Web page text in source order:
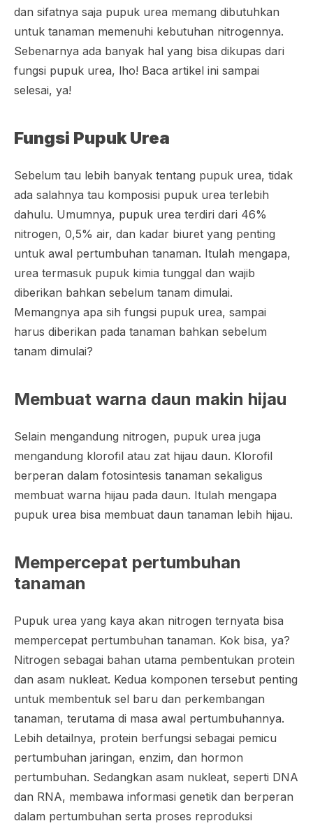
dan sifatnya saja pupuk urea memang dibutuhkan
untuk tanaman memenuhi kebutuhan nitrogennya.
Sebenarnya ada banyak hal yang bisa dikupas dari
fungsi pupuk urea, lho! Baca artikel ini sampai
selesai, ya!
Fungsi Pupuk Urea
Sebelum tau lebih banyak tentang pupuk urea, tidak
ada salahnya tau komposisi pupuk urea terlebih
dahulu. Umumnya, pupuk urea terdiri dari 46%
nitrogen, 0,5% air, dan kadar biuret yang penting
untuk awal pertumbuhan tanaman. Itulah mengapa,
urea termasuk pupuk kimia tunggal dan wajib
diberikan bahkan sebelum tanam dimulai.
Memangnya apa sih fungsi pupuk urea, sampai
harus diberikan pada tanaman bahkan sebelum
tanam dimulai?
Membuat warna daun makin hijau
Selain mengandung nitrogen, pupuk urea juga
mengandung klorofil atau zat hijau daun. Klorofil
berperan dalam fotosintesis tanaman sekaligus
membuat warna hijau pada daun. Itulah mengapa
pupuk urea bisa membuat daun tanaman lebih hijau.
Mempercepat pertumbuhan
tanaman
Pupuk urea yang kaya akan nitrogen ternyata bisa
mempercepat pertumbuhan tanaman. Kok bisa, ya?
Nitrogen sebagai bahan utama pembentukan protein
dan asam nukleat. Kedua komponen tersebut penting
untuk membentuk sel baru dan perkembangan
tanaman, terutama di masa awal pertumbuhannya.
Lebih detailnya, protein berfungsi sebagai pemicu
pertumbuhan jaringan, enzim, dan hormon
pertumbuhan. Sedangkan asam nukleat, seperti DNA
dan RNA, membawa informasi genetik dan berperan
dalam pertumbuhan serta proses reproduksi